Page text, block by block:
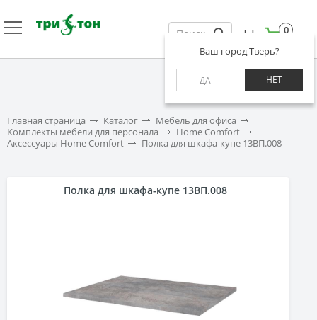
Ваш город Тверь?
ДА НЕТ
0
Главная страница Каталог
Мебель для офиса
Комплекты мебели для персонала
Home Comfort
Аксессуары Home Comfort
Полка для шкафа-купе 13ВП.008
Полка для шкафа-купе 13ВП.008